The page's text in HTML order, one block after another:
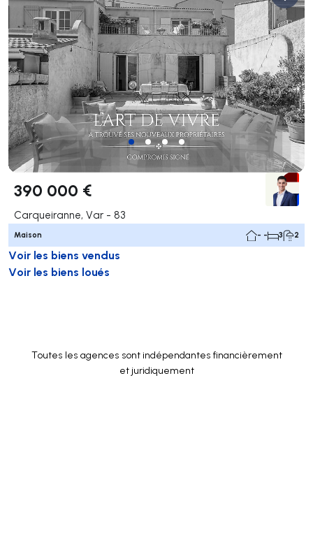
390 000 €
Carqueiranne, Var - 83
Maison - - 3 2
Voir les biens vendus
Voir les biens loués
Toutes les agences sont indépendantes financièrement
et juridiquement